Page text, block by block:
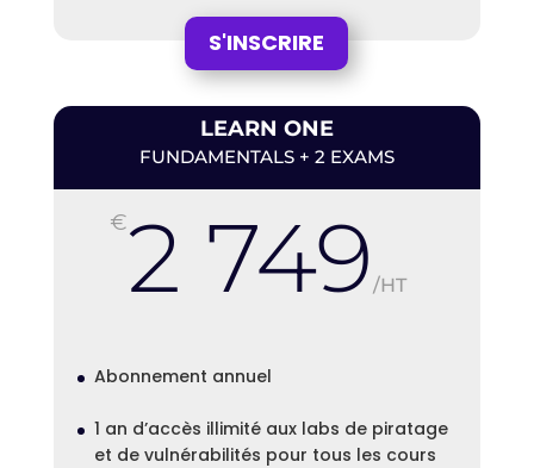
S'INSCRIRE
LEARN ONE
FUNDAMENTALS + 2 EXAMS
€2 749 /HT
Abonnement annuel
1 an d’accès illimité aux labs de piratage
et de vulnérabilités pour tous les cours